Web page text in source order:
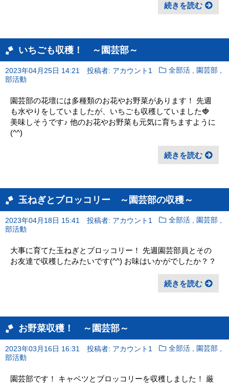
続きを読む
いちごも収穫！ ～園芸部～
2023年04月25日 14:21 投稿者: アカウント1 全部活 , 園芸部 ,
部活動
園芸部の花壇には多種類のお花やお野菜があります！ 先週
も水やりをしていましたが、いちごも収穫していました🍓
美味しそうです♪ 他のお花やお野菜も元気に育ちますように
(^^)
続きを読む
玉ねぎとブロッコリー ～園芸部の収穫～
2023年04月18日 15:41 投稿者: アカウント1 全部活 , 園芸部 ,
部活動
大事に育てた玉ねぎとブロッコリー！ 先週園芸部員とその
お友達で収穫したみたいです(^^) お味はいかがでしたか？？
続きを読む
お野菜収穫！ ～園芸部～
2023年03月16日 16:31 投稿者: アカウント1 全部活 , 園芸部 ,
部活動
園芸部です！ キャベツとブロッコリーを収穫しました！ 厳